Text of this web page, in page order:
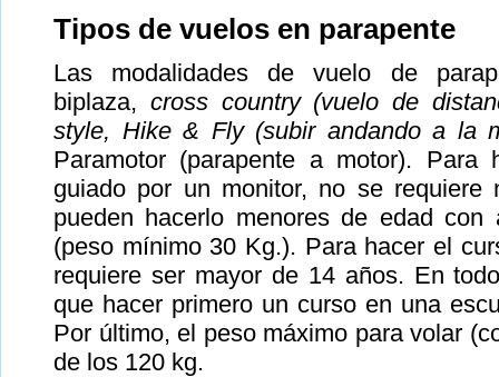
Tipos de vuelos en parapente
Las modalidades de vuelo de
biplaza, cross country (vuelo de
style, Hike & Fly (subir andando a la
Paramotor (parapente a motor).
guiado por un monitor, no se requiere
pueden hacerlo menores de edad con
(peso mínimo 30 Kg.). Para hacer el
requiere ser mayor de 14 años. En
que hacer primero un curso en una
Por último, el peso máximo para volar
de los 120 kg.